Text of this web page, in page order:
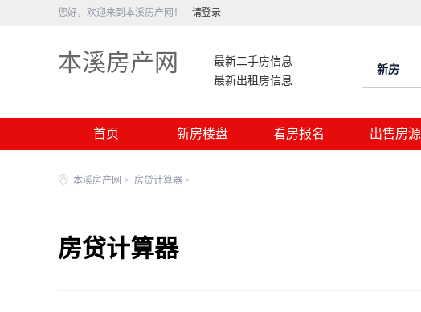
您好，欢迎来到本溪房产网！ 请登录
本溪房产网
最新二手房信息
最新出租房信息
新房
首页 新房楼盘 看房报名 出售房源
本溪房产网 > 房贷计算器 >
房贷计算器